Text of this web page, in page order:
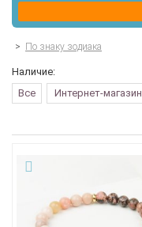
> По знаку зодиака
Наличие:
Все
Интернет-магазин